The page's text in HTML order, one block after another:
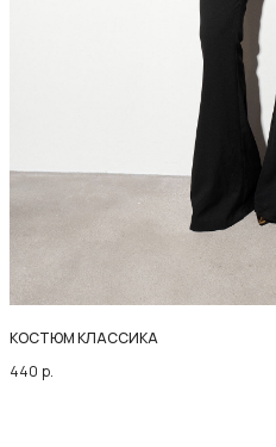
КОСТЮМ КЛАССИКА
440 р.